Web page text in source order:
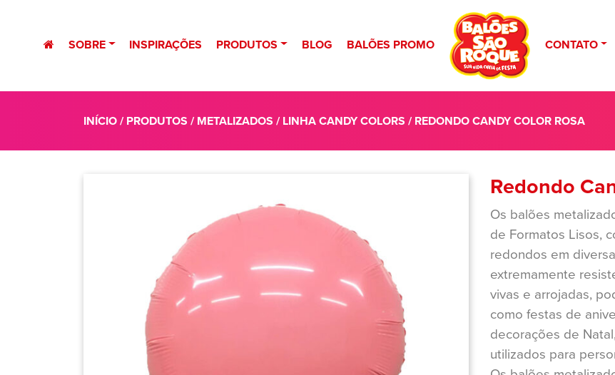
SOBRE INSPIRAÇÕES PRODUTOS BLOG BALÕES PROMO CONTATO
INÍCIO/ PRODUTOS / METALIZADOS / LINHA CANDY COLORS / REDONDO CANDY COLOR ROSA
Redondo
Os balões
de Formatos Lisos,
redondos em
extremamente
vivas e arrojadas,
como festas de
decorações de
utilizados para